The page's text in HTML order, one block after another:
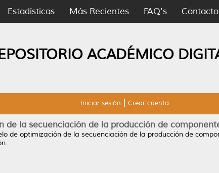
Estadísticas Más Recientes FAQ's Contacto
ACADÉMICO
Iniciar sesión Crear cuenta
de la secuenciación de la producción de
de optimización de la secuenciación de la producción de